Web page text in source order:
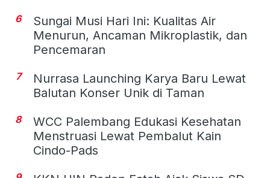
6
Sungai Musi Hari Ini: Kualitas Air
Menurun, Ancaman Mikroplastik, dan
Pencemaran
7
Nurrasa Launching Karya Baru Lewat
Balutan Konser Unik di Taman
8
WCC Palembang Edukasi Kesehatan
Menstruasi Lewat Pembalut Kain
Cindo-Pads